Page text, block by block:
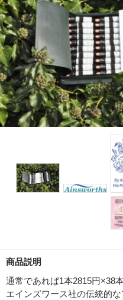
商品説明
通常であれば1本2815円×38
エインズワース社の伝統的